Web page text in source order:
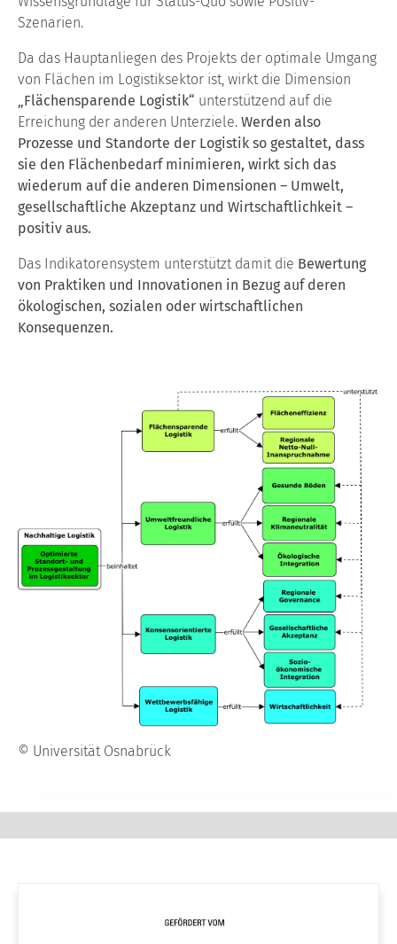
Szenarien.
Da das Hauptanliegen des Projekts der optimale Umgang
von Flächen im Logistiksektor ist, wirkt die Dimension
„Flächensparende Logistik“ unterstützend auf die
Erreichung der anderen Unterziele. Werden also
Prozesse und Standorte der Logistik so gestaltet, dass
sie den Flächenbedarf minimieren, wirkt sich das
wiederum auf die anderen Dimensionen – Umwelt,
gesellschaftliche Akzeptanz und Wirtschaftlichkeit –
positiv aus.
Das Indikatorensystem unterstützt damit die Bewertung
von Praktiken und Innovationen in Bezug auf deren
ökologischen, sozialen oder wirtschaftlichen
Konsequenzen.
© Universität Osnabrück